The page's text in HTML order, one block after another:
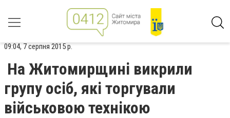
09:04, 7 серпня 2015 р.
На Житомирщині викрили
групу осіб, які торгували
військовою технікою